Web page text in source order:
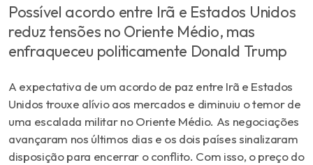
Possível acordo entre Irã e Estados Unidos
reduz tensões no Oriente Médio, mas
enfraqueceu politicamente Donald Trump
A expectativa de um acordo de paz entre Irã e Estados
Unidos trouxe alívio aos mercados e diminuiu o temor de
uma escalada militar no Oriente Médio. As negociações
avançaram nos últimos dias e os dois países sinalizaram
disposição para encerrar o conflito. Com isso, o preço do